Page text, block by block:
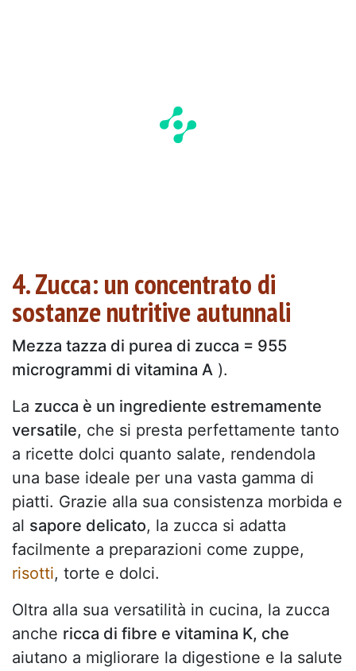
4. Zucca: un concentrato di
sostanze nutritive autunnali
Mezza tazza di purea di zucca = 955
microgrammi di vitamina A ).
La zucca è un ingrediente estremamente
versatile, che si presta perfettamente tanto
a ricette dolci quanto salate, rendendola
una base ideale per una vasta gamma di
piatti. Grazie alla sua consistenza morbida e
al sapore delicato, la zucca si adatta
facilmente a preparazioni come zuppe,
risotti, torte e dolci.
Oltra alla sua versatilità in cucina, la zucca
anche ricca di fibre e vitamina K, che
aiutano a migliorare la digestione e la salute